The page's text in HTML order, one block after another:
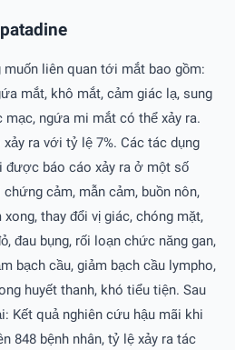
liên quan tới mắt bao gồm:
mắt, khô mắt, cảm giác lạ, sung
mạc, ngứa mi mắt có thể xảy ra.
ra với tỷ lệ 7%. Các tác dụng
được báo cáo xảy ra ở một số
cảm, mẫn cảm, buồn nôn,
thay đổi vị giác, chóng mặt,
đau bụng, rối loạn chức năng gan,
bạch cầu, giảm bạch cầu lympho,
huyết thanh, khó tiểu tiện. Sau
Kết quả nghiên cứu hậu mãi khi
848 bệnh nhân, tỷ lệ xảy ra tác